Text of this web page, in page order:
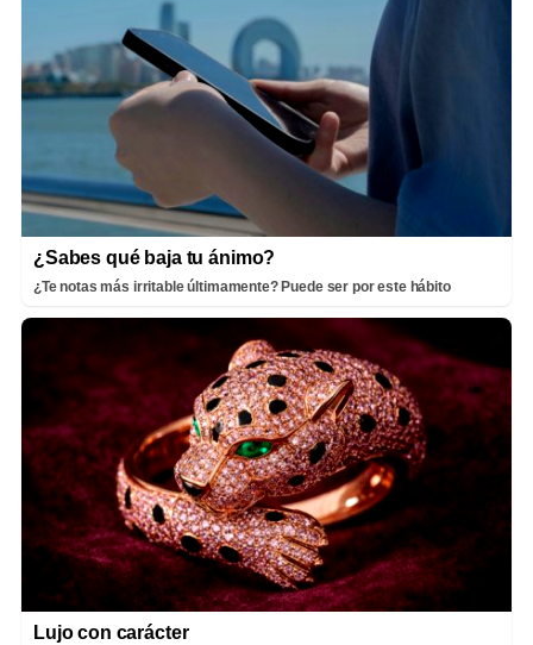
¿Sabes qué baja tu ánimo?
¿Te notas más irritable últimamente? Puede ser por este hábito
Lujo con carácter